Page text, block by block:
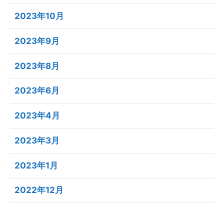
2023年10月
2023年9月
2023年8月
2023年6月
2023年4月
2023年3月
2023年1月
2022年12月